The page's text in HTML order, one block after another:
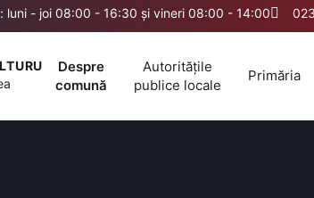
luni - joi 08:00 - 16:30 și vineri 08:00 - 14:00
Despre
comună
Autoritățile
publice locale
Primăria